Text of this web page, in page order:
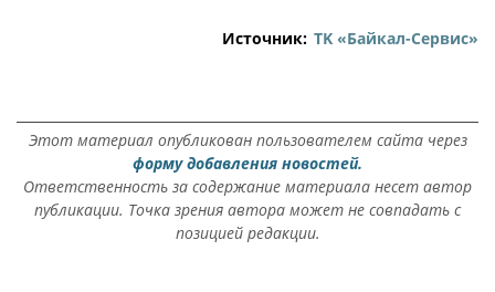
Источник: ТK «Байкал-Сервис»
Этот материал опубликован пользователем сайта через
форму добавления новостей.
Ответственность за содержание материала несет автор
публикации. Точка зрения автора может не совпадать с
позицией редакции.